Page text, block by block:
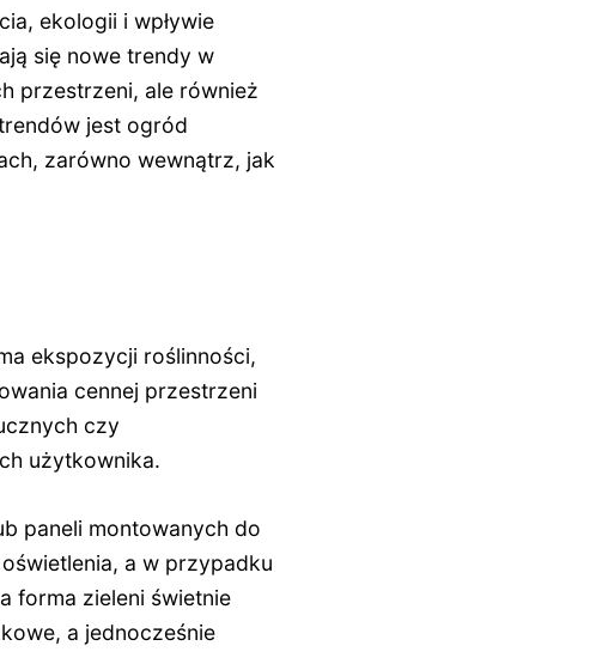
ekologii i wpływie
się nowe trendy w
przestrzeni, ale również
jest ogród
zarówno wewnątrz, jak
ekspozycji roślinności,
cennej przestrzeni
czy
użytkownika.
paneli montowanych do
a w przypadku
forma zieleni świetnie
a jednocześnie